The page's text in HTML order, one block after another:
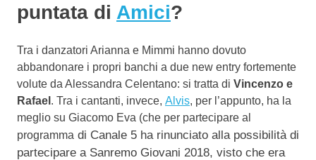
puntata di Amici?
Tra i danzatori Arianna e Mimmi hanno dovuto
abbandonare i propri banchi a due new entry fortemente
volute da Alessandra Celentano: si tratta di Vincenzo e
Rafael . Tra i cantanti, invece, Alvis, per l’appunto, ha la
meglio su Giacomo Eva (che per partecipare al
programma di Canale 5 ha rinunciato alla possibilità di
partecipare a Sanremo Giovani 2018, visto che era